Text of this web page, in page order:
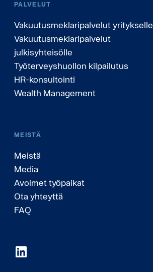
PALVELUT
Vakuutusmeklaripalvelut yritykselle
Vakuutusmeklaripalvelut
julkisyhteisölle
Työterveyshuollon kilpailutus
HR-konsultointi
Wealth Management
MEISTÄ
Meistä
Media
Avoimet työpaikat
Ota yhteyttä
FAQ